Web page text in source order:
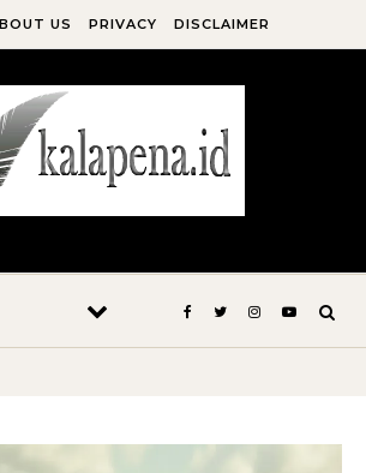
US PRIVACY DISCLAIMER